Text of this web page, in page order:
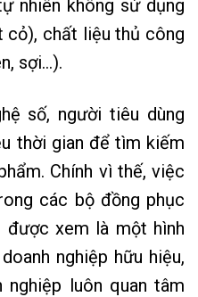
nhiên không sử dụng
cỏ), chất liệu thủ công
sợi…).
số, người tiêu dùng
thời gian để tìm kiếm
Chính vì thế, việc
các bộ đồng phục
được xem là một hình
nghiệp hữu hiệu,
luôn quan tâm